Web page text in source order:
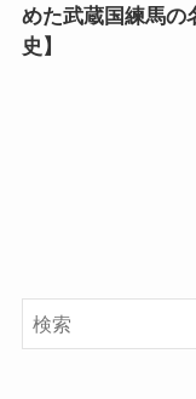
めた武蔵国練馬の
史】